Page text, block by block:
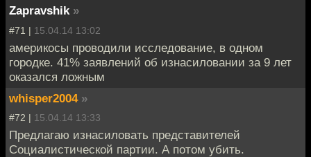
Zapravshik »
#71 | 15.04.14 13:02
америкосы проводили исследование, в одном
городке. 41% заявлений об изнасиловании за 9 лет
оказался ложным
whisper2004 »
#72 | 15.04.14 13:33
Предлагаю изнасиловать представителей
Социалистической партии. А потом убить.